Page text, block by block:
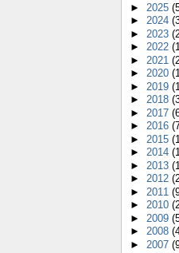
► 2025
► 2024
► 2023
► 2022
► 2021
► 2020
► 2019
► 2018
► 2017
► 2016
► 2015
► 2014
► 2013
► 2012
► 2011
► 2010
► 2009
► 2008
► 2007